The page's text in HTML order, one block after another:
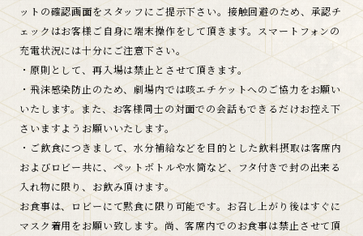
ットの確認画面をスタッフにご提示下さい。接触回避のため、承認チ
ェックはお客様ご自身に端末操作をして頂きます。スマートフォンの
充電状況には十分にご注意下さい。
・原則として、再入場は禁止とさせて頂きます。
・飛沫感染防止のため、劇場内では咳エチケットへのご協力をお願い
いたします。また、お客様同士の対面での会話もできるだけお控え下
さいますようお願いいたします。
・ご飲食につきまして、水分補給などを目的とした飲料摂取は客席内
およびロビー共に、ペットボトルや水筒など、フタ付きで封の出来る
入れ物に限り、お飲み頂けます。
お食事は、ロビーにて黙食に限り可能です。お召し上がり後はすぐに
マスク着用をお願い致します。尚、客席内でのお食事は禁止させて頂